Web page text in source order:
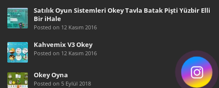
Satılık Oyun Sistemleri Okey Tavla Batak Pişti Yüzbir Elli
Bir iHale
Posted on 12 Kasım 2016
Kahvemix V3 Okey
Posted on 12 Kasım 2016
Okey Oyna
Posted on 5 Eylül 2018